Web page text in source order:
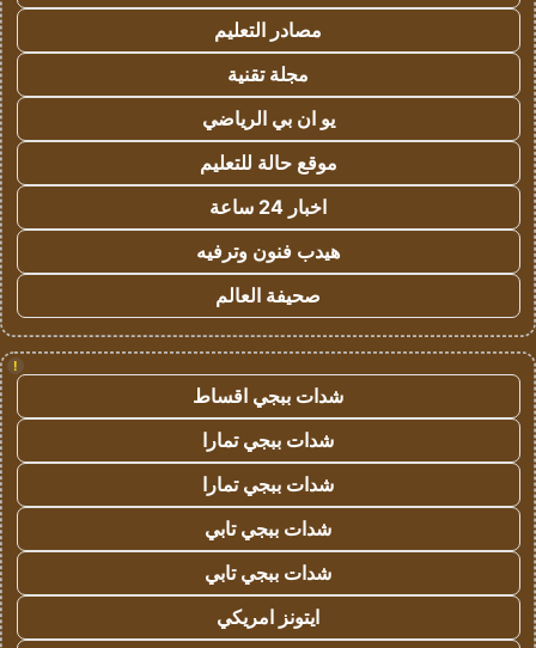
مصادر التعليم
مجلة تقنية
يو ان بي الرياضي
موقع حالة للتعليم
اخبار 24 ساعة
هيدب فنون وترفيه
صحيفة العالم
!
شدات ببجي اقساط
شدات ببجي تمارا
شدات ببجي تمارا
شدات ببجي تابي
شدات ببجي تابي
ايتونز امريكي